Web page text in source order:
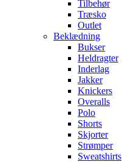
Tilbehør
Træsko
Outlet
Beklædning
Bukser
Heldragter
Inderlag
Jakker
Knickers
Overalls
Polo
Shorts
Skjorter
Strømper
Sweatshirts